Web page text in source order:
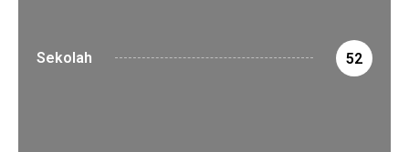
Sekolah 52